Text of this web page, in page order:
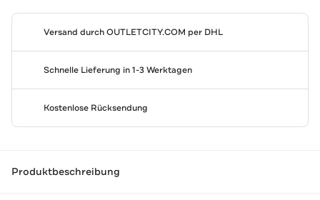
Versand durchOUTLETCITY.COM per DHL
Schnelle Lieferung in 1-3 Werktagen
Kostenlose Rücksendung
Produktbeschreibung